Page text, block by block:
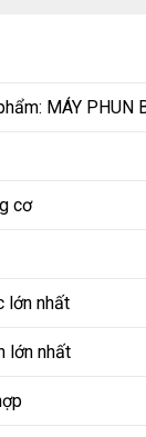
MÁY PHUN
cơ
lớn nhất
lớn nhất